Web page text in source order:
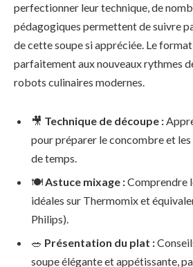
perfectionner leur technique, de
pédagogiques permettent de suivre
de cette soupe si appréciée. Le
parfaitement aux nouveaux rythmes
robots culinaires modernes.
🎥 Technique de découpe :
pour préparer le concombre et
de temps.
🍽 Astuce mixage :Comprendre
idéales sur Thermomix et
Philips).
🥗 Présentation du plat :
soupe élégante et appétissante,